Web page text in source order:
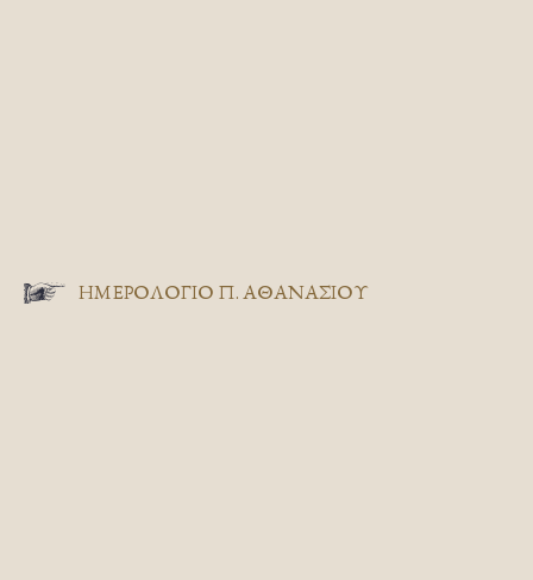
ΗΜΕΡΟΛΟΓΙΟ Π. ΑΘΑΝΑΣΙΟΥ